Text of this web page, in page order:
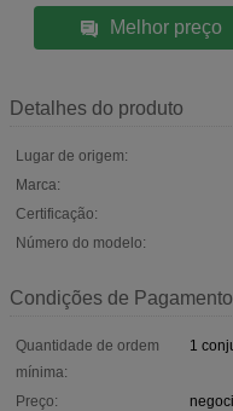
Melhor preço
Detalhes do produto
Lugar de origem:
Marca:
Certificação:
Número do modelo:
Condições de
Quantidade de ordem
mínima:
1
Preço: